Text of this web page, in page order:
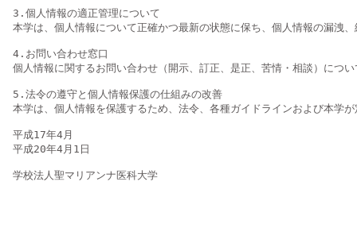
3.個人情報の適正管理について
本学は、個人情報について正確かつ最新の状態に保ち、個人情報の漏洩
4.お問い合わせ窓口
個人情報に関するお問い合わせ（開示、訂正、是正、苦情・相談）につ
5.法令の遵守と個人情報保護の仕組みの改善
本学は、個人情報を保護するため、法令、各種ガイドラインおよび本学
平成17年4月
平成20年4月1日